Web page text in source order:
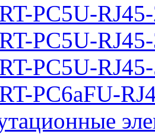
PC5U-
PC5U-
PC5U-
PC6aFU-